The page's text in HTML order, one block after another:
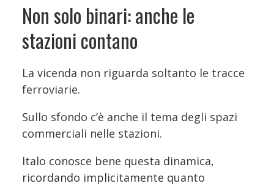
Non solo binari: anche le
stazioni contano
La vicenda non riguarda soltanto le tracce
ferroviarie.
Sullo sfondo c’è anche il tema degli spazi
commerciali nelle stazioni.
Italo conosce bene questa dinamica,
ricordando implicitamente quanto